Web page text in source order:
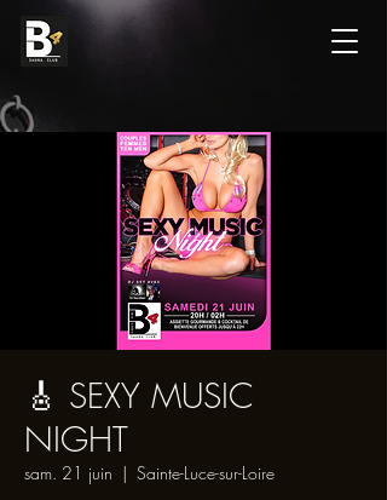
🎸 SEXY MUSIC
NIGHT
sam. 21 juin
  |
Sainte-Luce-sur-Loire